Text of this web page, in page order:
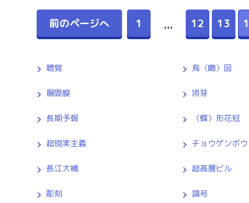
前のページへ 1 ... 12 13
聴覚 鳥〈瞰〉図
腸間膜 頂芽
長期予報 〈蝶〉形花冠
超現実主義 チョウゲンボウ
長江大橋 超高層ビル
彫刻 調号